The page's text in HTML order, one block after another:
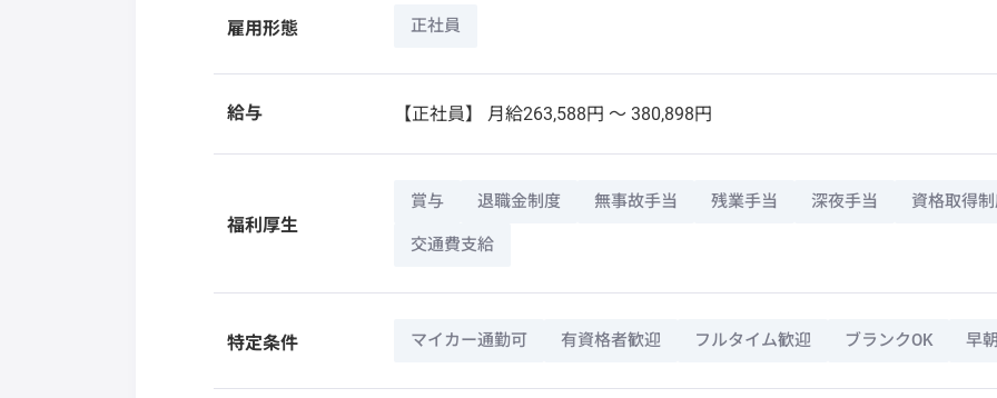
雇用形態 正社員
給与 【正社員】 月給263,588円 〜 380,898円
福利厚生
賞与 退職金制度 無事故手当 残業手当 深夜手当 資格取得
交通費支給
特定条件 マイカー通勤可 有資格者歓迎 フルタイム歓迎 ブランクOK 早